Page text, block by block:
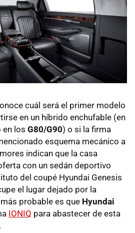
cuál será el primer modelo
en un híbrido enchufable (en
en los G80/G90) o si la firma
esquema mecánico a
indican que la casa
con un sedán deportivo
del coupé Hyundai Genesis
el lugar dejado por la
probable es que Hyundai
IONIQ para abastecer de esta
.